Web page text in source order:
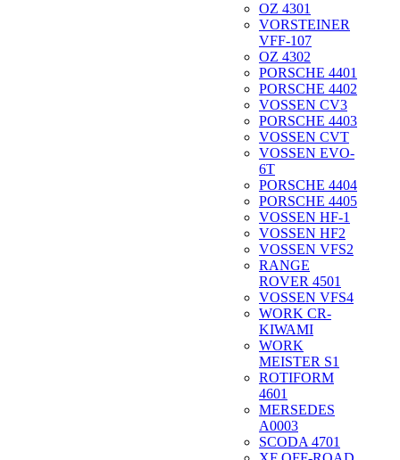
OZ 4301
VORSTEINER
VFF-107
OZ 4302
PORSCHE 4401
PORSCHE 4402
VOSSEN CV3
PORSCHE 4403
VOSSEN CVT
VOSSEN EVO-
6T
PORSCHE 4404
PORSCHE 4405
VOSSEN HF-1
VOSSEN HF2
VOSSEN VFS2
RANGE
ROVER 4501
VOSSEN VFS4
WORK CR-
KIWAMI
WORK
MEISTER S1
ROTIFORM
4601
MERSEDES
A0003
SCODA 4701